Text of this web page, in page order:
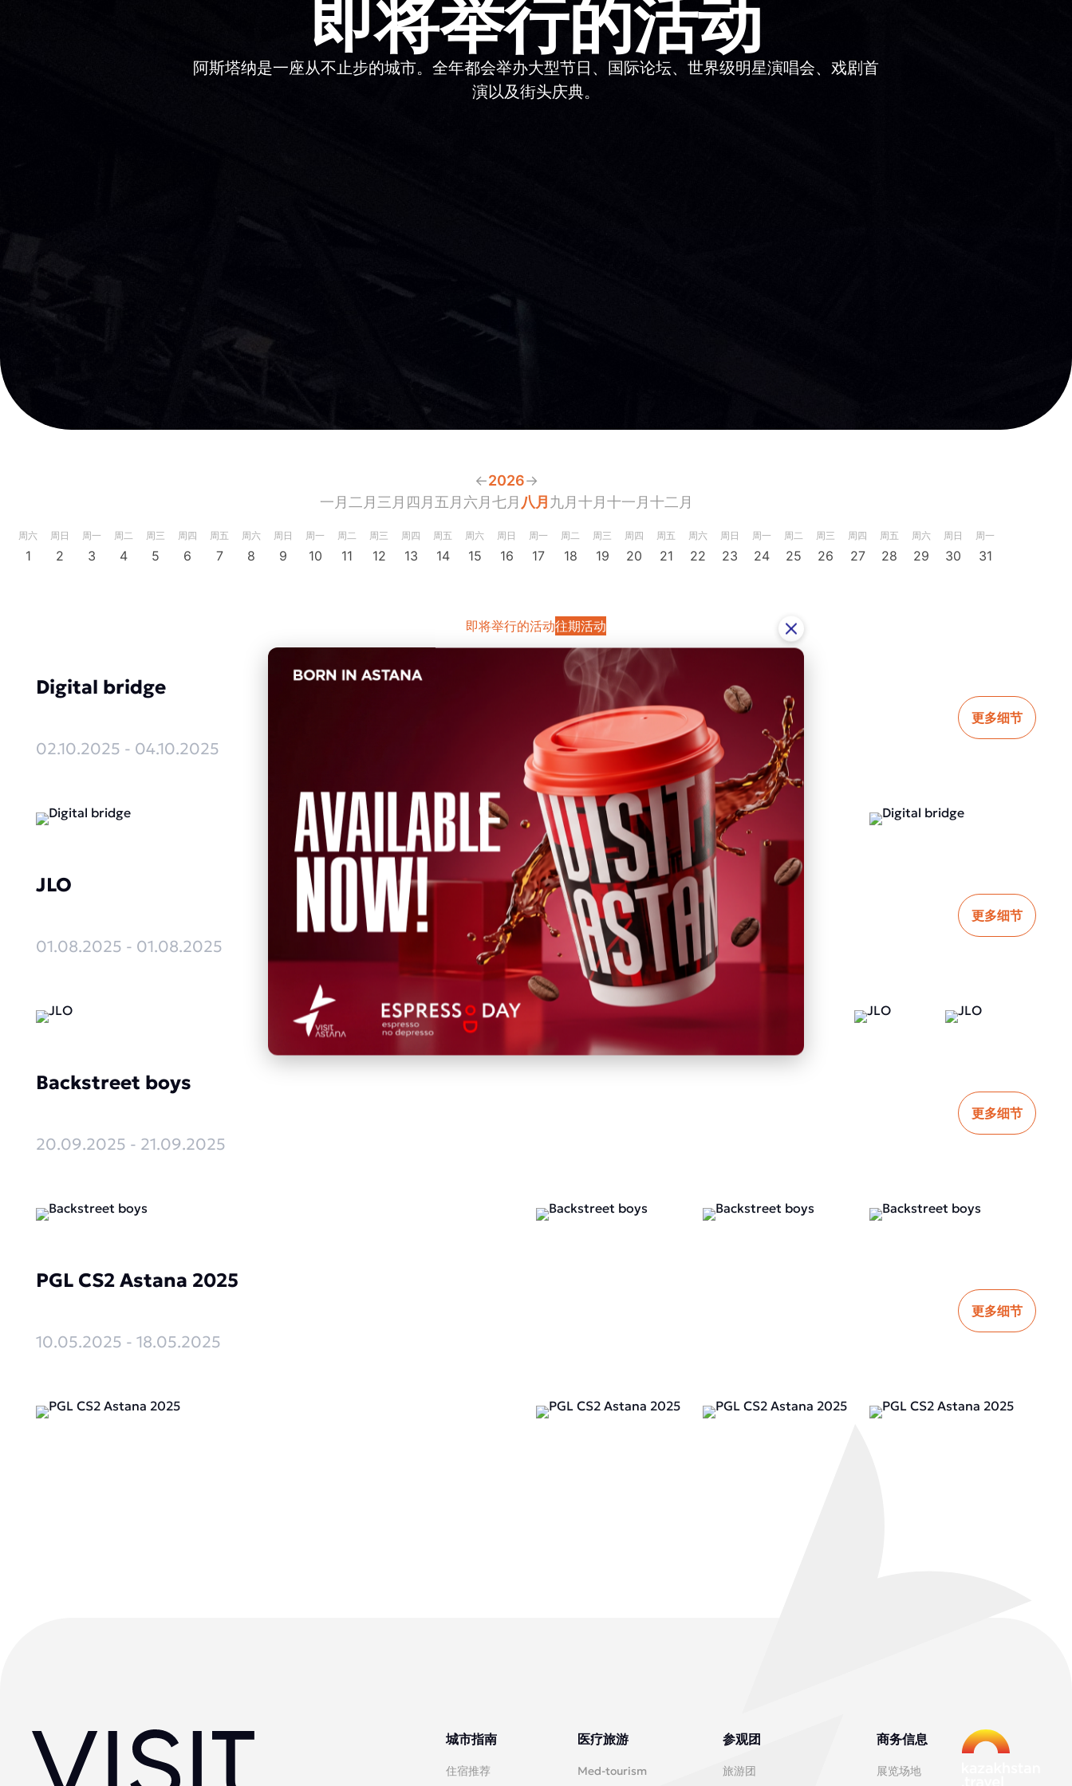
即将举行的活动
阿斯塔纳是一座从不止步的城市。全年都会举办大型节日、国际论坛、世界级明星演唱会、戏剧首
演以及街头庆典。
即将举行的活动往期活动
Digital bridge
02.10.2025 - 04.10.2025
更多细节
JLO
01.08.2025 - 01.08.2025
更多细节
Backstreet boys
20.09.2025 - 21.09.2025
更多细节
PGL CS2 Astana 2025
10.05.2025 - 18.05.2025
更多细节
←2026→
一月 二月 三月 四月 五月 六月 七月 八月 九月 十月 十一月 十二月
周六
1
周日
2
周一
3
周二
4
周三
5
周四
6
周五
7
周六
8
周日
9
周一
10
周二
11
周三
12
周四
13
周五
14
周六
15
周日
16
周一
17
周二
18
周三
19
周四
20
周五
21
周六
22
周日
23
周一
24
周二
25
周三
26
周四
27
周五
28
周六
29
周日
30
周一
31
城市指南
住宿推荐
医疗旅游
Med-tourism
参观团
旅游团
商务信息
展览场地